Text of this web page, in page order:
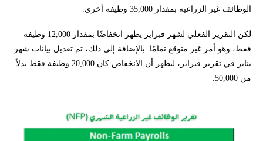
الوظائف غير الزراعية بمقدار 35,000 وظيفة أخرى.
لكن التقرير الفعلي لشهر فبراير يظهر انخفاضًا بمقدار 12,000 وظيفة
فقط، وهو أمر غير متوقع تمامًا. بالإضافة إلى ذلك، تم تعديل بيانات شهر
يناير في تقرير فبراير، ليظهر أن الانخفاض كان 20,000 وظيفة فقط بدلاً
من 50,000.